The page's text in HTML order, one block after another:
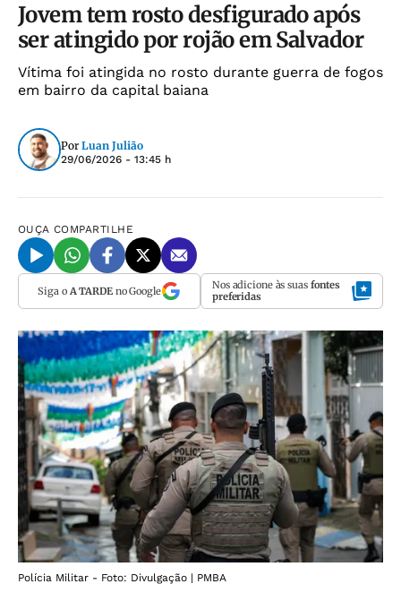
Jovem tem rosto desfigurado após
ser atingido por rojão em Salvador
Vítima foi atingida no rosto durante guerra de fogos
em bairro da capital baiana
Por Luan Julião
29/06/2026 - 13:45 h
OUÇA COMPARTILHE
Siga o A TARDEno Google Nos adicione às suas fontes
preferidas
Polícia Militar - Foto: Divulgação | PMBA